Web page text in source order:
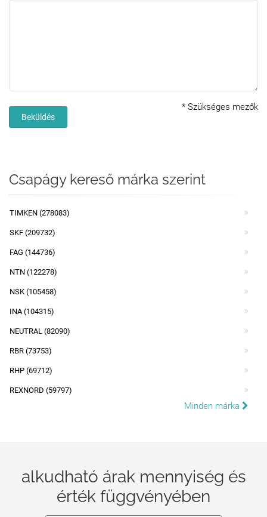
* Szükséges mezők
Beküldés
Csapágy kereső márka szerint
TIMKEN (278083)
SKF (209732)
FAG (144736)
NTN (122278)
NSK (105458)
INA (104315)
NEUTRAL (82090)
RBR (73753)
RHP (69712)
REXNORD (59797)
Minden márka
alkudható árak mennyiség és
érték függvényében